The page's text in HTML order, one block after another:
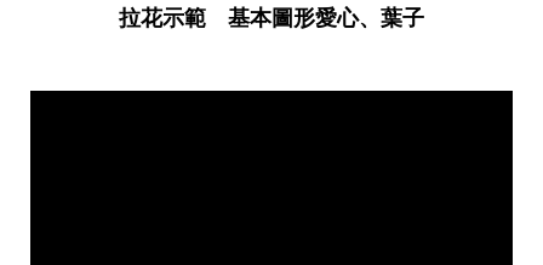
拉花示範 基本圖形愛心、葉子